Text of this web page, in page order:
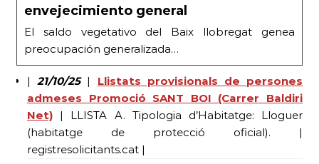
envejecimiento general
El saldo vegetativo del Baix llobregat genea
preocupación generalizada…
|21/10/25| Llistats provisionals de persones
admeses Promoció SANT BOI (Carrer Baldiri
Net) | LLISTA A. Tipologia d’Habitatge: Lloguer
(habitatge de protecció oficial). |
registresolicitants.cat |